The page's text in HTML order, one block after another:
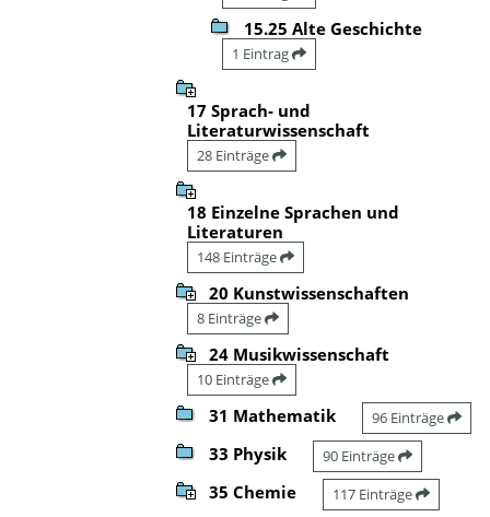
15.25 Alte Geschichte
1 Eintrag
17 Sprach- und
Literaturwissenschaft
28 Einträge
18 Einzelne Sprachen und
Literaturen
148 Einträge
20 Kunstwissenschaften
8 Einträge
24 Musikwissenschaft
10 Einträge
31 Mathematik 96 Einträge
33 Physik 90 Einträge
35 Chemie 117 Einträge